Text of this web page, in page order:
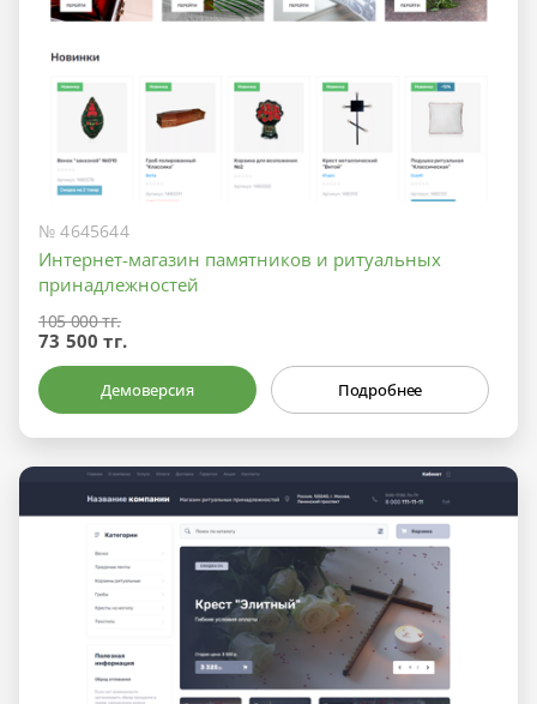
№ 4645644
Интернет-магазин памятников и ритуальных
принадлежностей
105 000 тг.
73 500 тг.
Демоверсия Подробнее